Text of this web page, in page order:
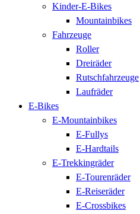
Kinder-E-Bikes
Mountainbikes
Fahrzeuge
Roller
Dreiräder
Rutschfahrzeuge
Laufräder
E-Bikes
E-Mountainbikes
E-Fullys
E-Hardtails
E-Trekkingräder
E-Tourenräder
E-Reiseräder
E-Crossbikes